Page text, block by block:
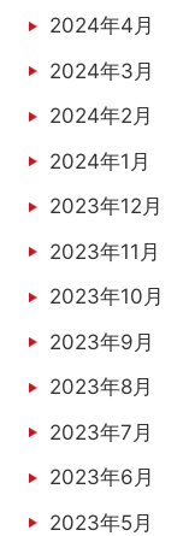
2024年4月
2024年3月
2024年2月
2024年1月
2023年12月
2023年11月
2023年10月
2023年9月
2023年8月
2023年7月
2023年6月
2023年5月